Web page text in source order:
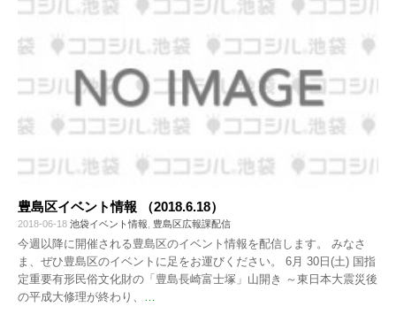
豊島区イベント情報 （2018.6.18）
2018-06-18 池袋イベント情報 豊島区広報課配信
今週以降に開催される豊島区のイベント情報を配信します。 みなさ
ま、ぜひ豊島区のイベントに足をお運びください。 6月 30日(土) 国指
定重要有形民俗文化財の「豊島長崎富士塚」山開き ～東日本大震災後
の平成大修理が終わり、